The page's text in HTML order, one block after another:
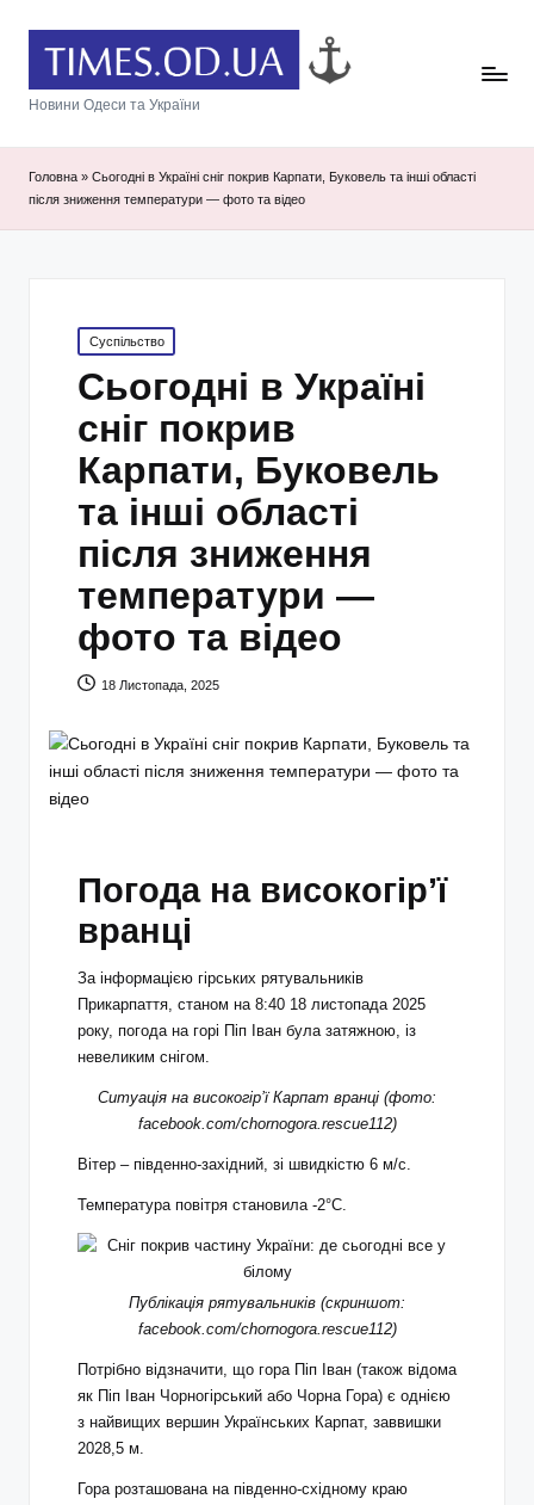
Новини Одеси та України
Головна » Сьогодні в Україні сніг покрив Карпати, Буковель та інші області
після зниження температури — фото та відео
Posted
in
Суспільство
Сьогодні в Україні
сніг покрив
Карпати, Буковель
та інші області
після зниження
температури —
фото та відео
18 Листопада, 2025
Погода на високогір’ї
вранці
За інформацією гірських рятувальників
Прикарпаття, станом на 8:40 18 листопада 2025
року, погода на горі Піп Іван була затяжною, із
невеликим снігом.
Ситуація на високогір’ї Карпат вранці (фото:
facebook.com/chornogora.rescue112)
Вітер – південно-західний, зі швидкістю 6 м/с.
Температура повітря становила -2°C.
Публікація рятувальників (скриншот:
facebook.com/chornogora.rescue112)
Потрібно відзначити, що гора Піп Іван (також відома
як Піп Іван Чорногірський або Чорна Гора) є однією
з найвищих вершин Українських Карпат, заввишки
2028,5 м.
Гора розташована на південно-східному краю